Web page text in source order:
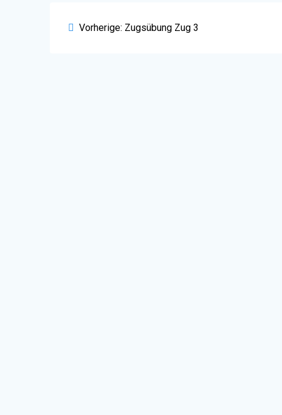
Beitragsnavigation
Vorherige: Vorheriger
Zugsübung Zug 3